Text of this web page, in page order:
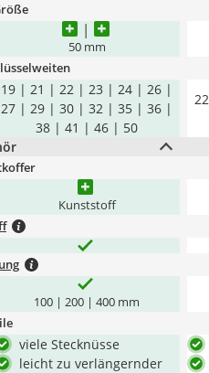
50 mm
19 | 21 | 22 | 23 | 24 | 26 |
27 | 29 | 30 | 32 | 35 | 36 |
38 | 41 | 46 | 50
Kunststoff
100 | 200 | 400 mm
viele Stecknüsse
leicht zu verlängernder